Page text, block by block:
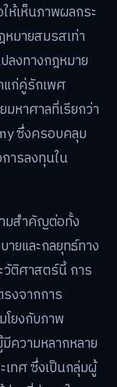
ห้เห็นภาพผลกระ
มายสมรสเท่า
ลงทางกฎหมาย
แก่คู่รักเพศ
หาศาลที่เรียกว่า
ซึ่งครอบคลุม
ารลงทุนใน
ามสำคัญต่อทั้ง
ยและกลยุทธ์ทาง
วัติศาสตร์นี้ การ
งจากการ
โยงกับภาพ
ความหลากหลาย
เทศ ซึ่งเป็นกลุ่มผู้